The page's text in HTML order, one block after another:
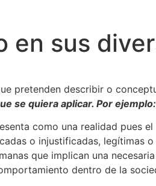
en sus
pretenden describir o
se quiera aplicar. Por
como una realidad pues
o injustificadas, legítimas
que implican una
dentro de la